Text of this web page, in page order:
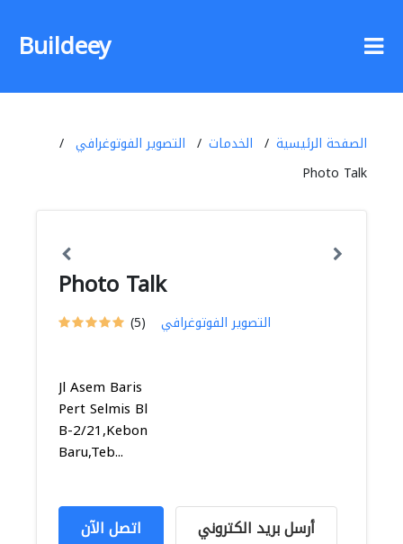
Buildeey
الصفحة الرئيسية الخدمات
التصوير الفوتوغرافي
Photo Talk
Photo Talk
(5) التصوير الفوتوغرافي
Jl Asem Baris
Pert Selmis Bl
B-2/21,Kebon
Baru,Teb...
اتصل الآن أرسل بريد الكتروني